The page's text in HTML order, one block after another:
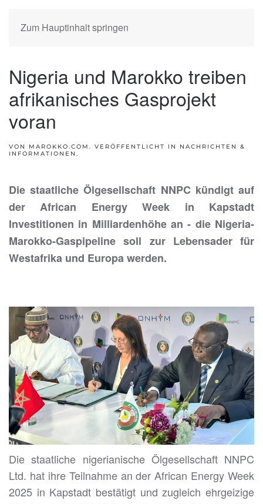
Zum Hauptinhalt springen
Nigeria und Marokko treiben
afrikanisches Gasprojekt
voran
VON MAROKKO.COM. VERÖFFENTLICHT IN NACHRICHTEN &
INFORMATIONEN .
Die staatliche Ölgesellschaft NNPC kündigt auf
der African Energy Week in Kapstadt
Investitionen in Milliardenhöhe an - die Nigeria-
Marokko-Gaspipeline soll zur Lebensader für
Westafrika und Europa werden.
Die staatliche nigerianische Ölgesellschaft NNPC
Ltd. hat ihre Teilnahme an der African Energy Week
2025 in Kapstadt bestätigt und zugleich ehrgeizige